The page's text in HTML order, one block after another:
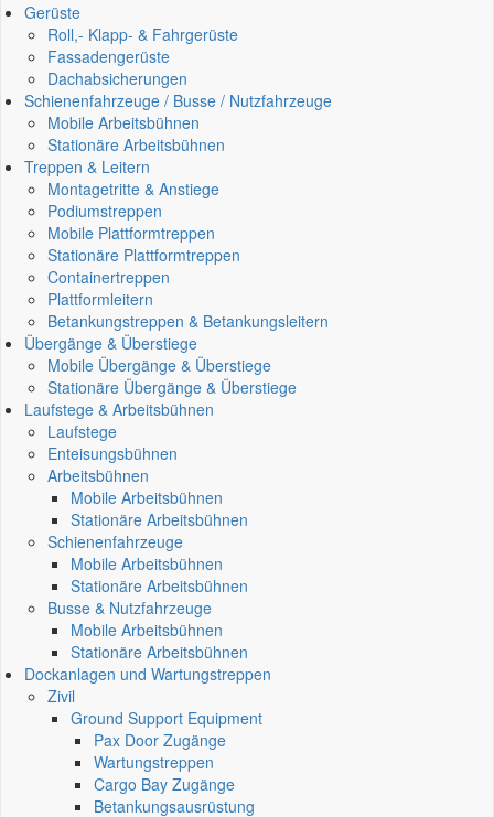
Gerüste
Roll,- Klapp- & Fahrgerüste
Fassadengerüste
Dachabsicherungen
Schienenfahrzeuge / Busse / Nutzfahrzeuge
Mobile Arbeitsbühnen
Stationäre Arbeitsbühnen
Treppen & Leitern
Montagetritte & Anstiege
Podiumstreppen
Mobile Plattformtreppen
Stationäre Plattformtreppen
Containertreppen
Plattformleitern
Betankungstreppen & Betankungsleitern
Übergänge & Überstiege
Mobile Übergänge & Überstiege
Stationäre Übergänge & Überstiege
Laufstege & Arbeitsbühnen
Laufstege
Enteisungsbühnen
Arbeitsbühnen
Mobile Arbeitsbühnen
Stationäre Arbeitsbühnen
Schienenfahrzeuge
Mobile Arbeitsbühnen
Stationäre Arbeitsbühnen
Busse & Nutzfahrzeuge
Mobile Arbeitsbühnen
Stationäre Arbeitsbühnen
Dockanlagen und Wartungstreppen
Zivil
Ground Support Equipment
Pax Door Zugänge
Wartungstreppen
Cargo Bay Zugänge
Betankungsausrüstung